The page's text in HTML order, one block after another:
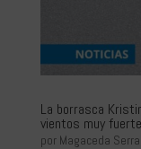
La borrasca
vientos muy
por Magaceda